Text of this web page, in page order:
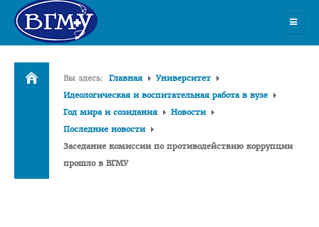
УНИВЕРСИТЕТ
История университета
Структура ВГМУ
Факультеты
Вы здесь: Главная
Университет
Идеологическая и воспитательная работа в вузе
Год мира и созидания
Новости
Последние новости
Заседание комиссии по противодействию коррупции
прошло в ВГМУ